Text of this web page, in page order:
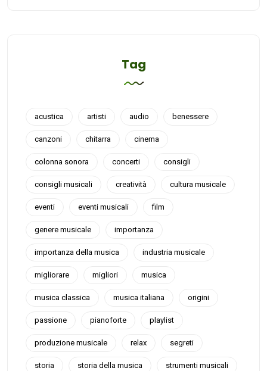
Tag
acustica artisti audio benessere
canzoni chitarra cinema
colonna sonora concerti consigli
consigli musicali creatività cultura musicale
eventi eventi musicali film
genere musicale importanza
importanza della musica industria musicale
migliorare migliori musica
musica classica musica italiana origini
passione pianoforte playlist
produzione musicale relax segreti
storia storia della musica strumenti musicali